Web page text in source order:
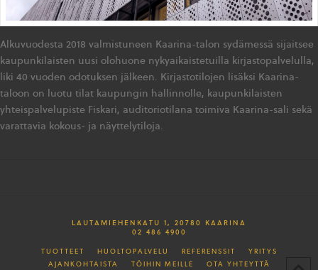
Alkuvuodesta 2018 valmistuneen Kaarina-talon sydämessä sijaitsee
kaupunkilaisten uusi olohuone nykyaikaistetuilla kirjastopalvelulla,
liki 40 vuoden odotuksen jälkeen. Kirjastotilojen lisäksi Kaarina-
taloon on luotu tilat kaupungin hallinnolle, kaupunkilaisten
yhteispalvelupiste Fiskari, auditoriotilana toimiva Kaarina-sali sekä
varattavia kokous- ja näyttelytiloja.
LAUTAMIEHENKATU 1, 20780 KAARINA
02 486 4900
TUOTTEET HUOLTOPALVELU REFERENSSIT
YRITYS
AJANKOHTAISTA
TÖIHIN MEILLE OTA YHTEYTTÄ